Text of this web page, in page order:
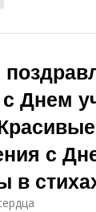
с Днем
с
в